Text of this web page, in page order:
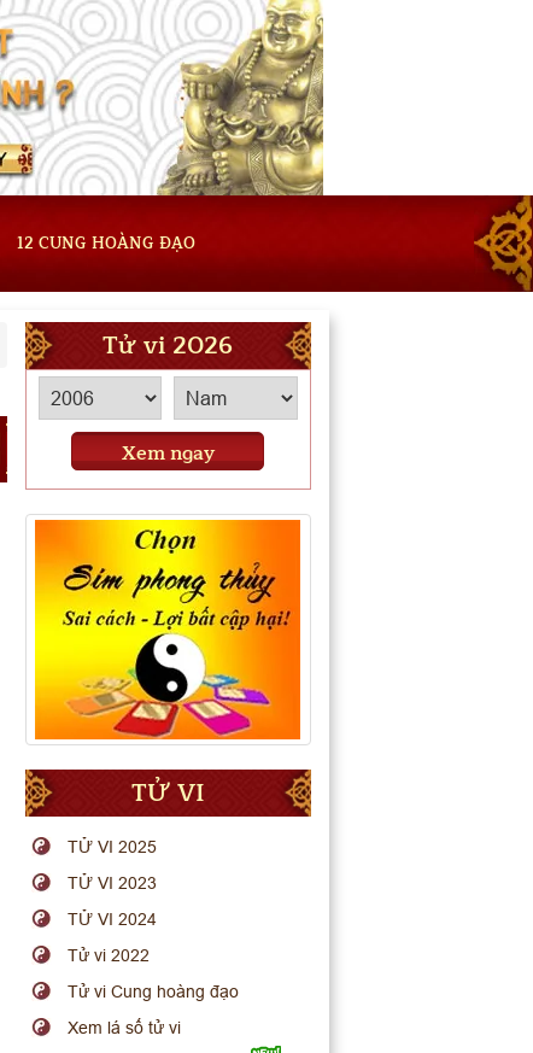
12 CUNG HOÀNG ĐẠO
Tử vi 2026
Xem ngay
TỬ VI
TỬ VI 2025
TỬ VI 2023
TỬ VI 2024
Tử vi 2022
Tử vi Cung hoàng đạo
Xem lá số tử vi